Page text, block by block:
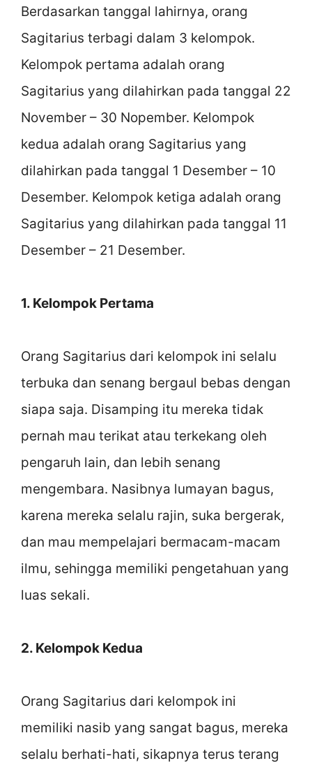
Berdasarkan tanggal lahirnya, orang
Sagitarius terbagi dalam 3 kelompok.
Kelompok pertama adalah orang
Sagitarius yang dilahirkan pada tanggal 22
November – 30 Nopember. Kelompok
kedua adalah orang Sagitarius yang
dilahirkan pada tanggal 1 Desember – 10
Desember. Kelompok ketiga adalah orang
Sagitarius yang dilahirkan pada tanggal 11
Desember – 21 Desember.
1. Kelompok Pertama
Orang Sagitarius dari kelompok ini selalu
terbuka dan senang bergaul bebas dengan
siapa saja. Disamping itu mereka tidak
pernah mau terikat atau terkekang oleh
pengaruh lain, dan lebih senang
mengembara. Nasibnya lumayan bagus,
karena mereka selalu rajin, suka bergerak,
dan mau mempelajari bermacam-macam
ilmu, sehingga memiliki pengetahuan yang
luas sekali.
2. Kelompok Kedua
Orang Sagitarius dari kelompok ini
memiliki nasib yang sangat bagus, mereka
selalu berhati-hati, sikapnya terus terang